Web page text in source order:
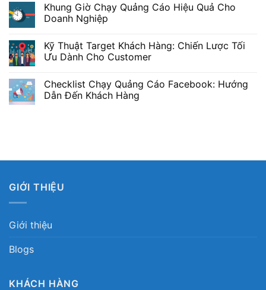
Khung Giờ Chạy Quảng Cáo Hiệu Quả Cho
Doanh Nghiệp
Kỹ Thuật Target Khách Hàng: Chiến Lược Tối
Ưu Dành Cho Customer
Checklist Chạy Quảng Cáo Facebook: Hướng
Dẫn Đến Khách Hàng
GIỚI THIỆU
Giới thiệu
Blogs
KHÁCH HÀNG